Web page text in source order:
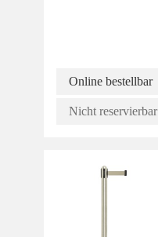
Online bestellbar
Nicht reservierbar